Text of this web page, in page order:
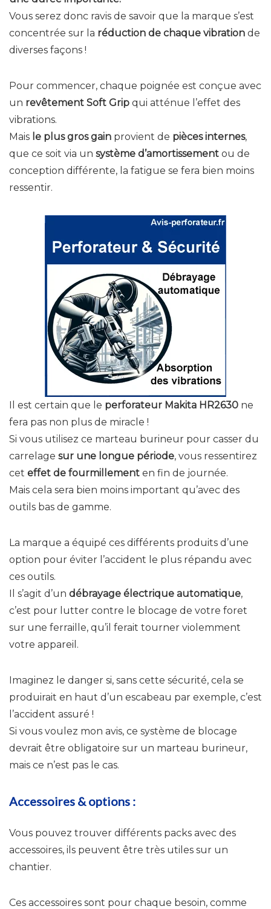
Vous serez donc ravis de savoir que la marque s’est
concentrée sur la réduction de chaque vibration de
diverses façons !
Pour commencer, chaque poignée est conçue avec
un revêtement Soft Grip qui atténue l’effet des
vibrations.
Mais le plus gros gain provient de pièces internes,
que ce soit via un système d’amortissement ou de
conception différente, la fatigue se fera bien moins
ressentir.
Il est certain que le perforateur Makita HR2630 ne
fera pas non plus de miracle !
Si vous utilisez ce marteau burineur pour casser du
carrelage sur une longue période, vous ressentirez
cet effet de fourmillement en fin de journée.
Mais cela sera bien moins important qu’avec des
outils bas de gamme.
La marque a équipé ces différents produits d’une
option pour éviter l’accident le plus répandu avec
ces outils.
Il s’agit d’un débrayage électrique automatique,
c’est pour lutter contre le blocage de votre foret
sur une ferraille, qu’il ferait tourner violemment
votre appareil.
Imaginez le danger si, sans cette sécurité, cela se
produirait en haut d’un escabeau par exemple, c’est
l’accident assuré !
Si vous voulez mon avis, ce système de blocage
devrait être obligatoire sur un marteau burineur,
mais ce n’est pas le cas.
Accessoires & options :
Vous pouvez trouver différents packs avec des
accessoires, ils peuvent être très utiles sur un
chantier.
Ces accessoires sont pour chaque besoin, comme